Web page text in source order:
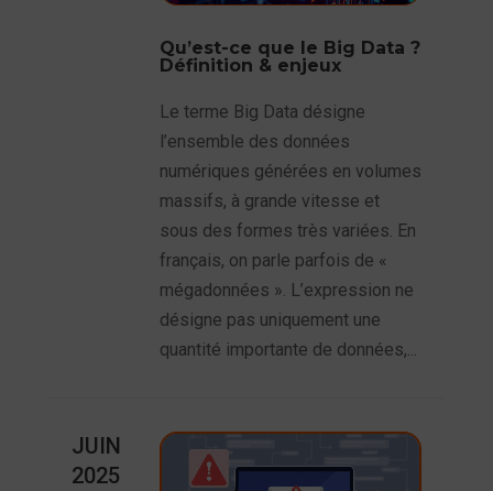
Qu’est-ce que le Big Data ?
Définition & enjeux
Le terme Big Data désigne
l’ensemble des données
numériques générées en volumes
massifs, à grande vitesse et
sous des formes très variées. En
français, on parle parfois de «
mégadonnées ». L’expression ne
désigne pas uniquement une
quantité importante de données,...
JUIN
2025